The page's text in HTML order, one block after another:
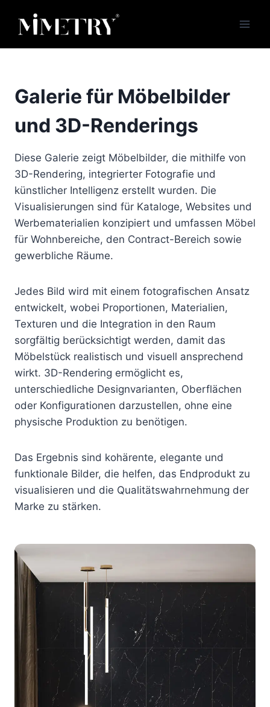
Inhalt
Galerie für Möbelbilder
und 3D-Renderings
Diese Galerie zeigt Möbelbilder, die mithilfe von
3D-Rendering, integrierter Fotografie und
künstlicher Intelligenz erstellt wurden. Die
Visualisierungen sind für Kataloge, Websites und
Werbematerialien konzipiert und umfassen Möbel
für Wohnbereiche, den Contract-Bereich sowie
gewerbliche Räume.
Jedes Bild wird mit einem fotografischen Ansatz
entwickelt, wobei Proportionen, Materialien,
Texturen und die Integration in den Raum
sorgfältig berücksichtigt werden, damit das
Möbelstück realistisch und visuell ansprechend
wirkt. 3D-Rendering ermöglicht es,
unterschiedliche Designvarianten, Oberflächen
oder Konfigurationen darzustellen, ohne eine
physische Produktion zu benötigen.
Das Ergebnis sind kohärente, elegante und
funktionale Bilder, die helfen, das Endprodukt zu
visualisieren und die Qualitätswahrnehmung der
Marke zu stärken.